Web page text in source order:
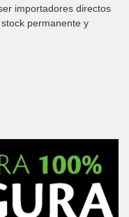
importadores directos
permanente y